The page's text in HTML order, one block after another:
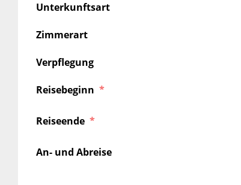
Unterkunftsart
Zimmerart
Verpflegung
Reisebeginn
Reiseende
An- und Abreise